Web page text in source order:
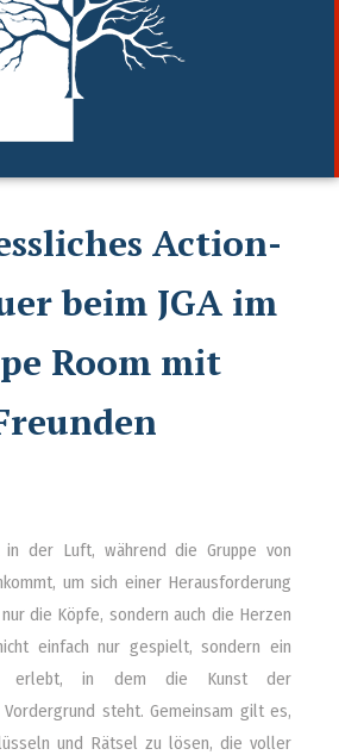
Action-
beim JGA im
Room mit
in der Luft, während die Gruppe von
um sich einer Herausforderung
die Köpfe, sondern auch die Herzen
einfach nur gespielt, sondern ein
erlebt, in dem die Kunst der
Vordergrund steht. Gemeinsam gilt es,
und Rätsel zu lösen, die voller